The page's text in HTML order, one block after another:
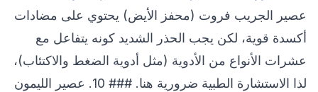
عصير الجريب فروت (محفز الأيض) يحتوي على مضادات
أكسدة قوية، لكن يجب الحذر الشديد كونه يتفاعل مع
عشرات الأنواع من الأدوية (مثل أدوية الضغط والاكتئاب)،
لذا الاستشارة الطبية ضرورية هنا. ### 10. عصير الليمون